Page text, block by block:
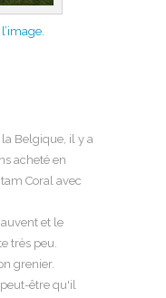
Belgique, il y a
acheté en
Coral avec
et le
très peu.
grenier.
peut-être qu'il